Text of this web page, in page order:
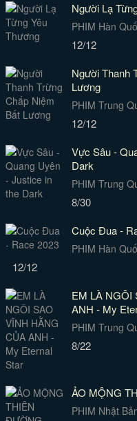
Người Lạ
PHIM Hàn
12/12
Người Thanh
Lương
PHIM Trung
12/12
Vực Sâu -
Dark
PHIM Trung
8/30
Cuộc Đua -
PHIM Hàn
12/12
EM LÀ NGÔI
ANH - My
PHIM Trung
8/22
ẢO MỘNG
PHIM Nhật